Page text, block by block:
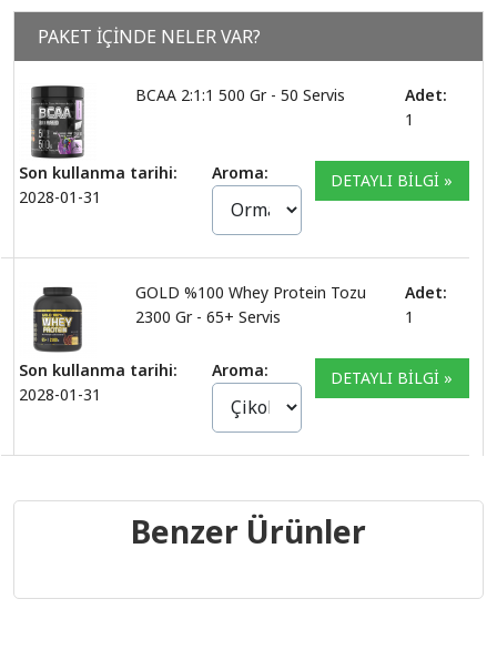
PAKET İÇİNDE NELER VAR?
BCAA 2:1:1 500 Gr - 50 Servis
Adet:
1
Son kullanma tarihi:
2028-01-31
Aroma: DETAYLI BİLGİ »
GOLD %100 Whey Protein Tozu
2300 Gr - 65+ Servis
Adet:
1
Son kullanma tarihi:
2028-01-31
Aroma: DETAYLI BİLGİ »
Benzer Ürünler